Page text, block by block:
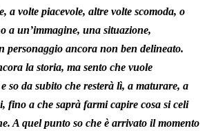
a volte piacevole, altre volte scomoda, o
a un’immagine, una situazione,
personaggio ancora non ben delineato.
la storia, ma sento che vuole
so da subito che resterà lì, a maturare, a
fino a che saprà farmi capire cosa si celi
A quel punto so che è arrivato il momento